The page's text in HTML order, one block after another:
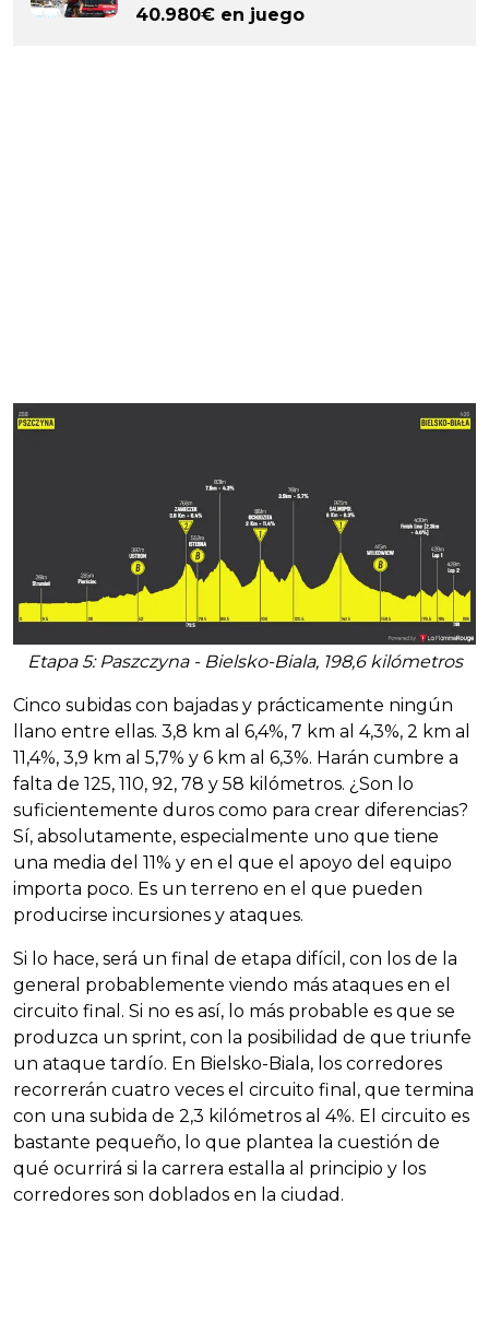
40.980€ en juego
Etapa 5: Paszczyna - Bielsko-Biala, 198,6 kilómetros
Cinco subidas con bajadas y prácticamente ningún
llano entre ellas. 3,8 km al 6,4%, 7 km al 4,3%, 2 km al
11,4%, 3,9 km al 5,7% y 6 km al 6,3%. Harán cumbre a
falta de 125, 110, 92, 78 y 58 kilómetros. ¿Son lo
suficientemente duros como para crear diferencias?
Sí, absolutamente, especialmente uno que tiene
una media del 11% y en el que el apoyo del equipo
importa poco. Es un terreno en el que pueden
producirse incursiones y ataques.
Si lo hace, será un final de etapa difícil, con los de la
general probablemente viendo más ataques en el
circuito final. Si no es así, lo más probable es que se
produzca un sprint, con la posibilidad de que triunfe
un ataque tardío. En Bielsko-Biala, los corredores
recorrerán cuatro veces el circuito final, que termina
con una subida de 2,3 kilómetros al 4%. El circuito es
bastante pequeño, lo que plantea la cuestión de
qué ocurrirá si la carrera estalla al principio y los
corredores son doblados en la ciudad.